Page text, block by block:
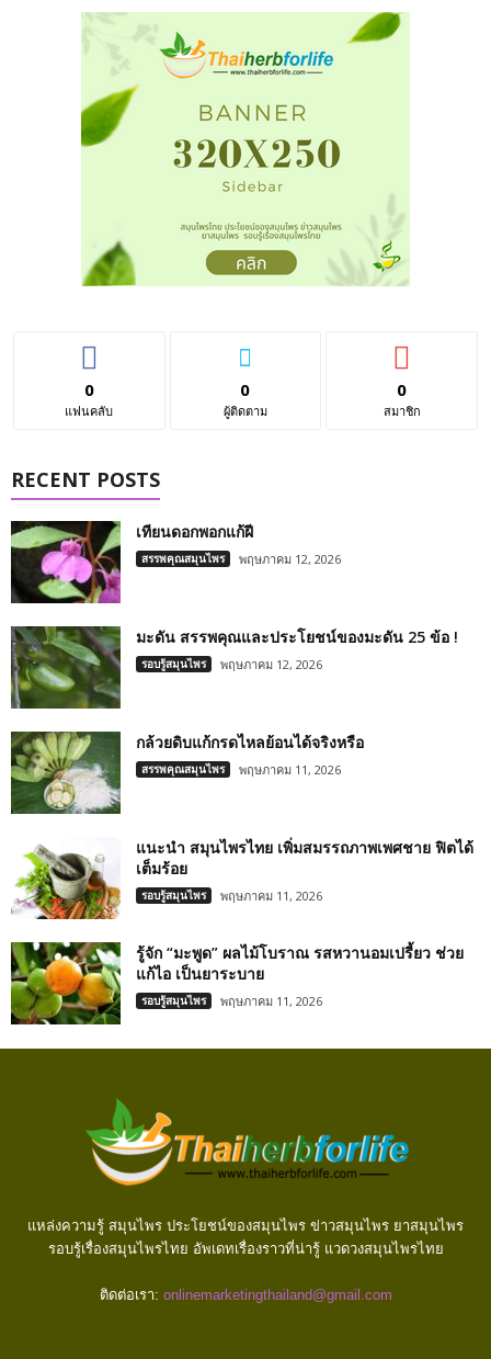
0
แฟนคลับ
0
ผู้ติดตาม
0
สมาชิก
RECENT POSTS
เทียนดอกพอกแก้ฝี
สรรพคุณสมุนไพร พฤษภาคม 12, 2026
มะดัน สรรพคุณและประโยชน์ของมะดัน 25 ข้อ !
รอบรู้สมุนไพร พฤษภาคม 12, 2026
กล้วยดิบแก้กรดไหลย้อนได้จริงหรือ
สรรพคุณสมุนไพร พฤษภาคม 11, 2026
แนะนำ สมุนไพรไทย เพิ่มสมรรถภาพเพศชาย ฟิตได้
เต็มร้อย
รอบรู้สมุนไพร พฤษภาคม 11, 2026
รู้จัก “มะพูด” ผลไม้โบราณ รสหวานอมเปรี้ยว ช่วย
แก้ไอ เป็นยาระบาย
รอบรู้สมุนไพร พฤษภาคม 11, 2026
แหล่งความรู้ สมุนไพร ประโยชน์ของสมุนไพร ข่าวสมุนไพร ยาสมุนไพร
รอบรู้เรื่องสมุนไพรไทย อัพเดทเรื่องราวที่น่ารู้ แวดวงสมุนไพรไทย
ติดต่อเรา: onlinemarketingthailand@gmail.com